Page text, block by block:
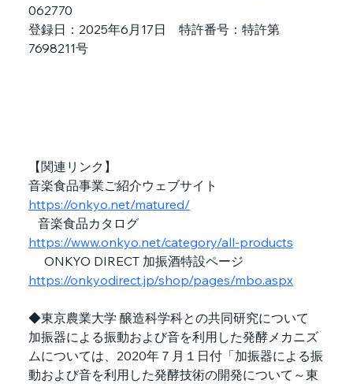
062770
登録日：2025年6月17日　特許番号：特許第
7698211号
【関連リンク】
音楽食品事業ご紹介ウェブサイト
https://onkyo.net/matured/
音楽食品カタログ
https://www.onkyo.net/category/all-products
ONKYO DIRECT 加振酒特設ページ
https://onkyodirect.jp/shop/pages/mbo.aspx
◆東京農業大学 醸造科学科との共同研究について
加振器による振動および音を利用した発酵メカニズ
ムについては、2020年７月１日付「加振器による振
動および音を利用した発酵技術の開発について～東